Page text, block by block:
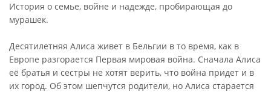
История о семье, войне и надежде, пробирающая до
мурашек.
Десятилетняя Алиса живет в Бельгии в то время, как в
Европе разгорается Первая мировая война. Сначала Алиса
её братья и сестры не хотят верить, что война придет и в
их город. Об этом шепчутся родители, но Алиса старается